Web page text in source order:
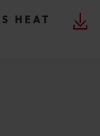
HEAT